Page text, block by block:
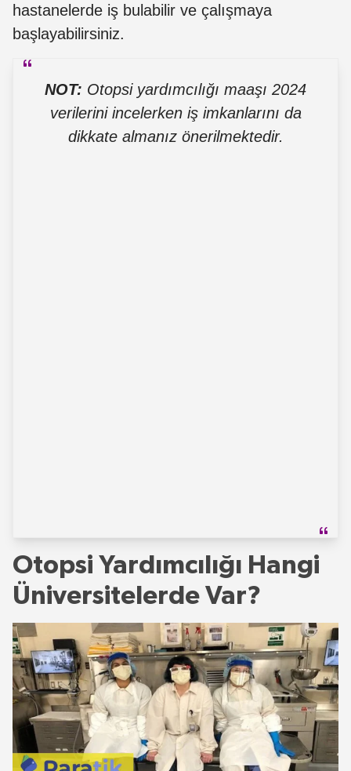
hastanelerde iş bulabilir ve çalışmaya
başlayabilirsiniz.
NOT: Otopsi yardımcılığı maaşı 2024
verilerini incelerken iş imkanlarını da
dikkate almanız önerilmektedir.
Otopsi Yardımcılığı Hangi
Üniversitelerde Var?